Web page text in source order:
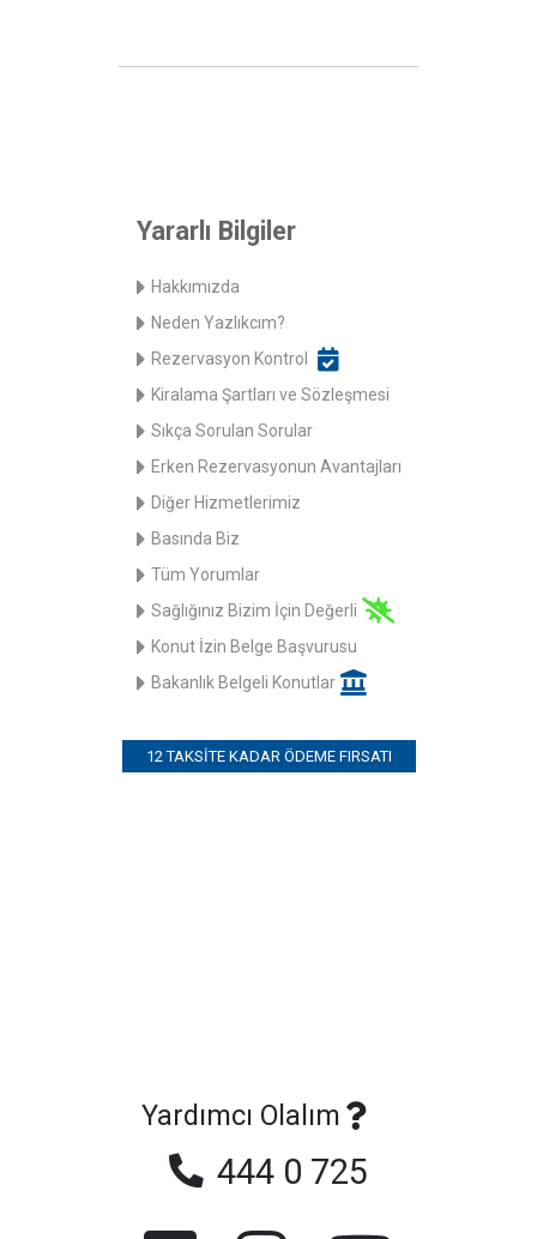
Yararlı Bilgiler
Hakkımızda
Neden Yazlıkcım?
Rezervasyon Kontrol
Kiralama Şartları ve Sözleşmesi
Sıkça Sorulan Sorular
Erken Rezervasyonun Avantajları
Diğer Hizmetlerimiz
Basında Biz
Tüm Yorumlar
Sağlığınız Bizim İçin Değerli
Konut İzin Belge Başvurusu
Bakanlık Belgeli Konutlar
12 TAKSITE KADAR ÖDEME FIRSATI
Yardımcı Olalım
444 0 725